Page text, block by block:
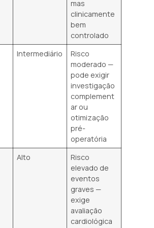
mas
clinicamente
bem
controlado
Intermediário
Risco
moderado —
pode exigir
investigação
complement
ar ou
otimização
pré-
operatória
Alto
Risco
elevado de
eventos
graves —
exige
avaliação
cardiológica